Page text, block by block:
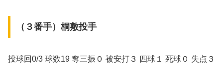
（３番手）桐敷投手
投球回0/3 球数19 奪三振０ 被安打３ 四球１ 死球０ 失点３